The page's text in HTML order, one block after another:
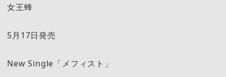
女王蜂
5月17日発売
New Single「メフィスト」